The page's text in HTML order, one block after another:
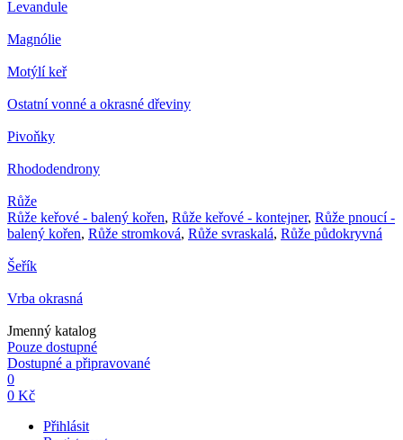
Levandule
Magnólie
Motýlí keř
Ostatní vonné a okrasné dřeviny
Pivoňky
Rhododendrony
Růže
Růže keřové - balený kořen, Růže keřové - kontejner, Růže pnoucí -
balený kořen, Růže stromková, Růže svraskalá, Růže půdokryvná
Šeřík
Vrba okrasná
Jmenný katalog
Pouze dostupné
Dostupné a připravované
0
0 Kč
Přihlásit